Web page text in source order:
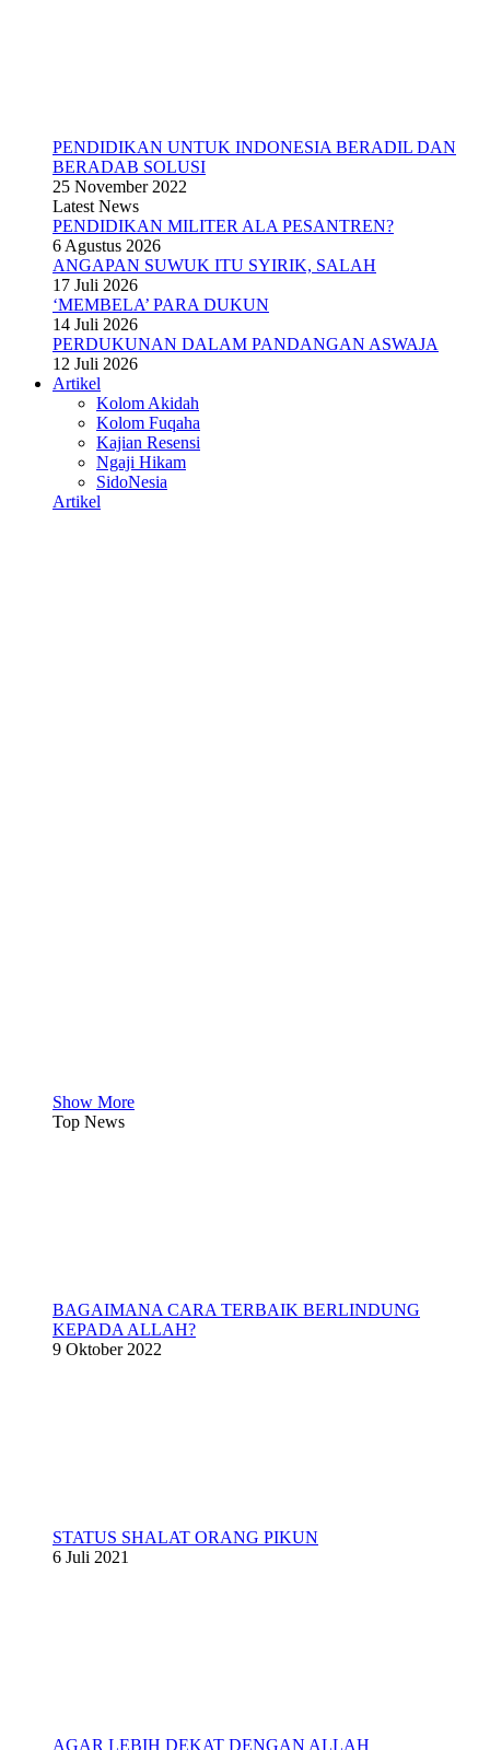
PENDIDIKAN UNTUK INDONESIA BERADIL DAN
BERADAB SOLUSI
25 November 2022
Latest News
PENDIDIKAN MILITER ALA PESANTREN?
6 Agustus 2026
ANGAPAN SUWUK ITU SYIRIK, SALAH
17 Juli 2026
‘MEMBELA’ PARA DUKUN
14 Juli 2026
PERDUKUNAN DALAM PANDANGAN ASWAJA
12 Juli 2026
Artikel
Kolom Akidah
Kolom Fuqaha
Kajian Resensi
Ngaji Hikam
SidoNesia
Artikel
Show More
Top News
BAGAIMANA CARA TERBAIK BERLINDUNG
KEPADA ALLAH?
9 Oktober 2022
STATUS SHALAT ORANG PIKUN
6 Juli 2021
AGAR LEBIH DEKAT DENGAN ALLAH